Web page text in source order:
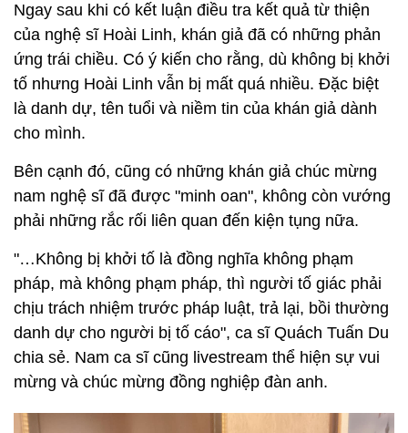
Ngay sau khi có kết luận điều tra kết quả từ thiện
của nghệ sĩ Hoài Linh, khán giả đã có những phản
ứng trái chiều. Có ý kiến cho rằng, dù không bị khởi
tố nhưng Hoài Linh vẫn bị mất quá nhiều. Đặc biệt
là danh dự, tên tuổi và niềm tin của khán giả dành
cho mình.
Bên cạnh đó, cũng có những khán giả chúc mừng
nam nghệ sĩ đã được "minh oan", không còn vướng
phải những rắc rối liên quan đến kiện tụng nữa.
"…Không bị khởi tố là đồng nghĩa không phạm
pháp, mà không phạm pháp, thì người tố giác phải
chịu trách nhiệm trước pháp luật, trả lại, bồi thường
danh dự cho người bị tố cáo", ca sĩ Quách Tuấn Du
chia sẻ. Nam ca sĩ cũng livestream thể hiện sự vui
mừng và chúc mừng đồng nghiệp đàn anh.